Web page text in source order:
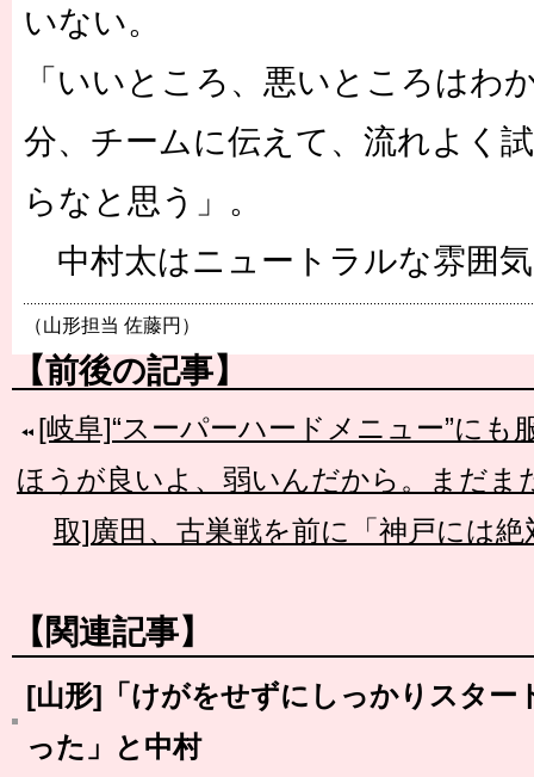
いない。
「いいところ、悪いところはわ
分、チームに伝えて、流れよく
らなと思う」。
中村太はニュートラルな雰囲
（山形担当 佐藤円）
【前後の記事】
[岐阜]“スーパーハードメニュー”にも
ほうが良いよ、弱いんだから。まだま
取]廣田、古巣戦を前に「神戸には
【関連記事】
[山形]「けがをせずにしっかりスター
った」と中村